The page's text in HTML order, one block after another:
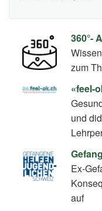
360°-
zum
«feel-
und
Ex-
auf